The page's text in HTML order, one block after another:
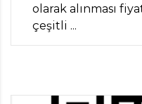
olarak alınması
çeşitli ...